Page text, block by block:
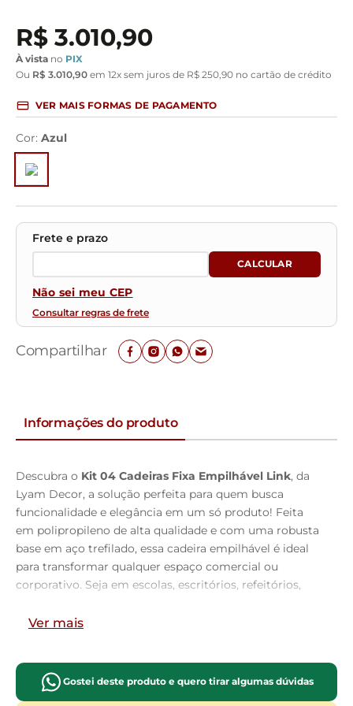
R$ 3.010,90
À vista no PIX
Ou R$ 3.010,90 em 12x sem juros de R$ 250 90 no cartão de crédito
VER MAIS FORMAS DE PAGAMENTO
Cor: Azul
Não sei meu CEP
Consultar regras de frete
Compartilhar
Informações do produto
Descubra o Kit 04 Cadeiras Fixa Empilhável Link, da
Lyam Decor, a solução perfeita para quem busca
funcionalidade e elegância em um só produto! Feita
em polipropileno de alta qualidade e com uma robusta
base em aço trefilado, essa cadeira empilhável é ideal
para transformar qualquer espaço comercial ou
corporativo. Seja em escolas, escritórios, refeitórios,
Cadeira Link se adapta com facilidade e charme.
armazenamento, enquanto as sapatas conectoras
permitem unir várias unidades, proporcionando uma
Ver mais
Gostei deste produto e quero tirar algumas dúvidas